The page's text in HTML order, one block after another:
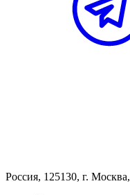
Россия, 125130, г. Москва,